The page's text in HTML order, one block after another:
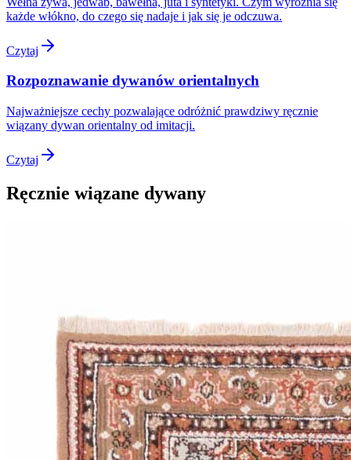
każde włókno, do czego się nadaje i jak się je odczuwa.
Czytaj
Rozpoznawanie dywanów orientalnych
Najważniejsze cechy pozwalające odróżnić prawdziwy ręcznie
wiązany dywan orientalny od imitacji.
Czytaj
Ręcznie wiązane dywany